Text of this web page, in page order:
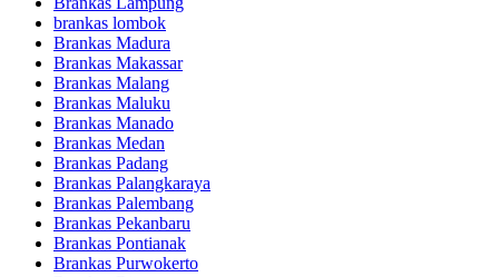
brankas lombok
Brankas Madura
Brankas Makassar
Brankas Malang
Brankas Maluku
Brankas Manado
Brankas Medan
Brankas Padang
Brankas Palangkaraya
Brankas Palembang
Brankas Pekanbaru
Brankas Pontianak
Brankas Purwokerto